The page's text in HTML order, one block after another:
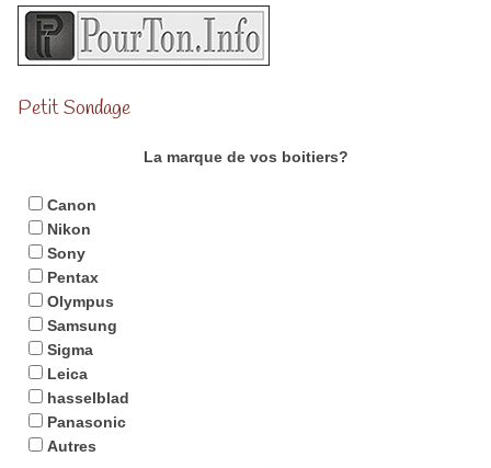
Petit Sondage
La marque de vos boitiers?
Canon
Nikon
Sony
Pentax
Olympus
Samsung
Sigma
Leica
hasselblad
Panasonic
Autres